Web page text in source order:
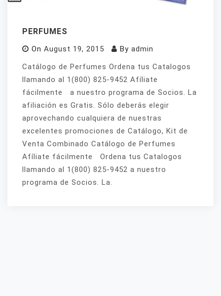
PERFUMES
On August 19, 2015 By admin
Catálogo de Perfumes Ordena tus Catalogos
llamando al 1(800) 825-9452 Afíliate
fácilmente a nuestro programa de Socios. La
afiliación es Gratis. Sólo deberás elegir
aprovechando cualquiera de nuestras
excelentes promociones de Catálogo, Kit de
Venta Combinado Catálogo de Perfumes
Afíliate fácilmente Ordena tus Catalogos
llamando al 1(800) 825-9452 a nuestro
programa de Socios. La.